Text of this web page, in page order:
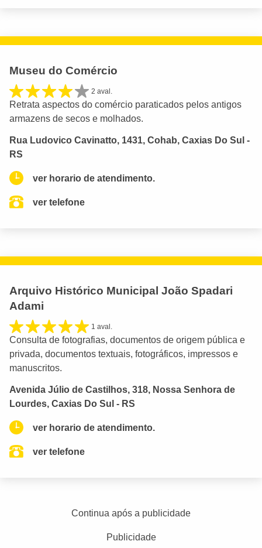
Museu do Comércio
2 aval.
Retrata aspectos do comércio paraticados pelos antigos
armazens de secos e molhados.
Rua Ludovico Cavinatto, 1431, Cohab, Caxias Do Sul -
RS
ver horario de atendimento.
ver telefone
Arquivo Histórico Municipal João Spadari
Adami
1 aval.
Consulta de fotografias, documentos de origem pública e
privada, documentos textuais, fotográficos, impressos e
manuscritos.
Avenida Júlio de Castilhos, 318, Nossa Senhora de
Lourdes, Caxias Do Sul - RS
ver horario de atendimento.
ver telefone
Continua após a publicidade
Publicidade